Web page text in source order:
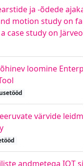
ja -õdede
motion study on
case study on
loomine
värvide
andmetega IOT